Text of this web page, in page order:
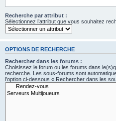
Recherche par attribut :
Sélectionnez l’attribut que vous souhaitez
OPTIONS DE RECHERCHE
Rechercher dans les forums :
Choisissez le forum ou les forums dans
recherche. Les sous-forums sont
l’option ci-dessous « Rechercher dans les